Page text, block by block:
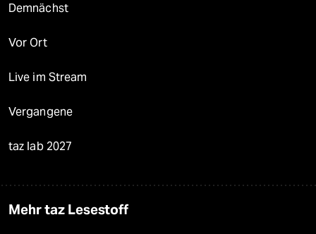
Demnächst
Vor Ort
Live im Stream
Vergangene
taz lab 2027
Mehr taz Lesestoff